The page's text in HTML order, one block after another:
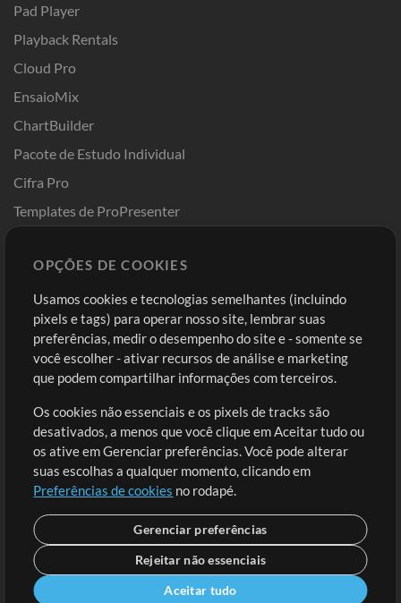
Pad Player
Playback Rentals
Cloud Pro
EnsaioMix
ChartBuilder
Pacote de Estudo Individual
Cifra Pro
Templates de ProPresenter
Comprar Créditos
Conteúdo Grátis
Solicite uma Música
Extras
Sessões
Envie seu conteúdo
Playlist
MT Conference
Entre
Cadastre-se
Ir ao carrinho
OPÇÕES DE COOKIES
Usamos cookies e tecnologias semelhantes (incluindo
pixels e tags) para operar nosso site, lembrar suas
preferências, medir o desempenho do site e - somente se
você escolher - ativar recursos de análise e marketing
que podem compartilhar informações com terceiros.
Os cookies não essenciais e os pixels de tracks são
desativados, a menos que você clique em Aceitar tudo ou
os ative em Gerenciar preferências. Você pode alterar
suas escolhas a qualquer momento, clicando em
Preferências de cookies no rodapé.
Gerenciar preferências
Rejeitar não essenciais
Aceitar tudo